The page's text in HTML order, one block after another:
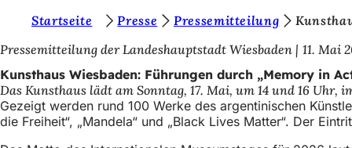
Inhalt anspringen
i
e
b
e
Startseite Presse Pressemitteilung
Pressemitteilung der Landeshauptstadt Wiesbaden
11. Mai
Kunsthaus Wiesbaden: Führungen durch „Memory in
Das Kunsthaus lädt am Sonntag, 17. Mai, um 14 und 16
Gezeigt werden rund 100 Werke des argentinischen
die Freiheit“, „Mandela“ und „Black Lives Matter“. Der